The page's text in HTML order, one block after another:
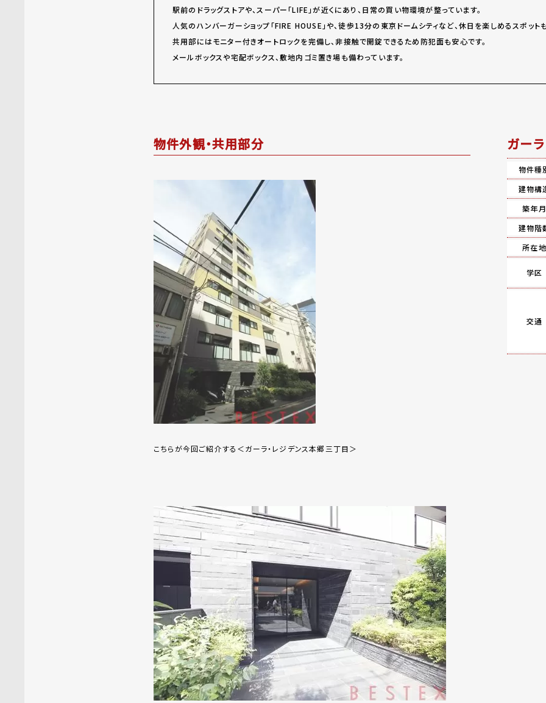
駅前のドラッグストアや、スーパー「LIFE」が近くにあり、日常の買い物環境が整っています。
人気のハンバーガーショップ「FIRE HOUSE」や、徒歩13分の東京ドームシティなど、休日を楽しめるスポット
共用部にはモニター付きオートロックを完備し、非接触で開錠できるため防犯面も安心です。
メールボックスや宅配ボックス、敷地内ゴミ置き場も備わっています。
物件外観・共用部分
こちらが今回ご紹介する＜ガーラ・レジデンス本郷三丁目＞
ガー
物件種
建物構
築年月
建物階
所在地
学区
交通